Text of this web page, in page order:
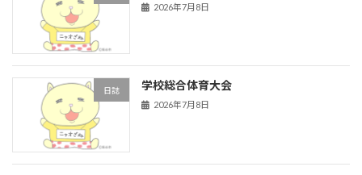
2026年7月8日
日誌 学校総合体育大会
2026年7月8日